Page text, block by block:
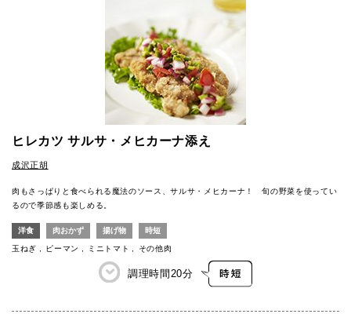
ヒレカツ サルサ・メヒカーナ添え
成沢正胡
肉もさっぱりと食べられる魔法のソース、サルサ・メヒカーナ！ 旬の野菜を使ってい
るので季節感も楽しめる。
洋食 肉おかず 揚げ物 時短
玉ねぎ ピーマン ミニトマト その他肉
調理時間 20分